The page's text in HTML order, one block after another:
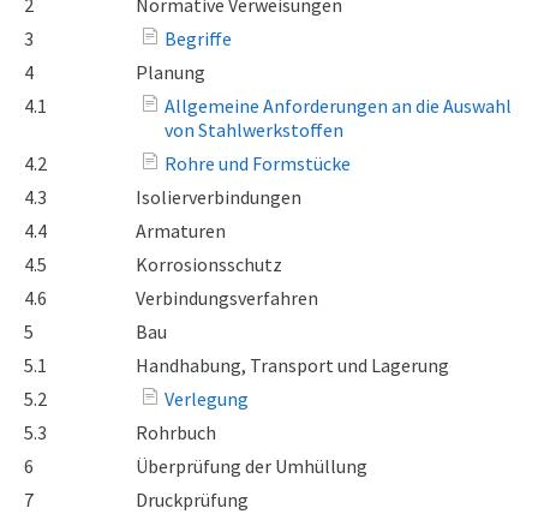
2
Normative Verweisungen
3
Begriffe
4
Planung
4.1
Allgemeine Anforderungen an die Auswahl
von Stahlwerkstoffen
4.2
Rohre und Formstücke
4.3
Isolierverbindungen
4.4
Armaturen
4.5
Korrosionsschutz
4.6
Verbindungsverfahren
5
Bau
5.1
Handhabung, Transport und Lagerung
5.2
Verlegung
5.3
Rohrbuch
6
Überprüfung der Umhüllung
7
Druckprüfung